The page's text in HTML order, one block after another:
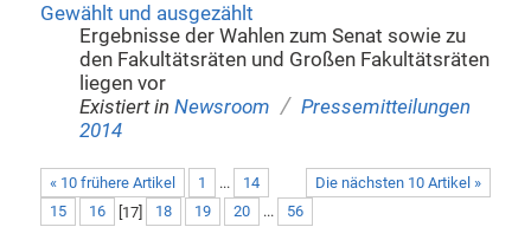
Gewählt und ausgezählt
Ergebnisse der Wahlen zum Senat sowie zu
den Fakultätsräten und Großen Fakultätsräten
liegen vor
Existiert in Newsroom / Pressemitteilungen
2014
« 10 frühere Artikel Die nächsten 10 Artikel »
1 ...
14
15
16 [17] 18 19 20 ... 56